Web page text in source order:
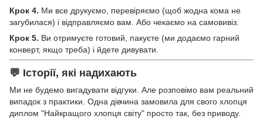
Крок 4. Ми все друкуємо, перевіряємо (щоб жодна кома не
загубилася) і відправляємо вам. Або чекаємо на самовивіз.
Крок 5. Ви отримуєте готовий, пакуєте (ми додаємо гарний
конверт, якщо треба) і йдете дивувати.
💬 Історії, які надихають
Ми не будемо вигадувати відгуки. Але розповімо вам реальний
випадок з практики. Одна дівчина замовила для свого хлопця
диплом "Найкращого хлопця світу" просто так, без приводу.